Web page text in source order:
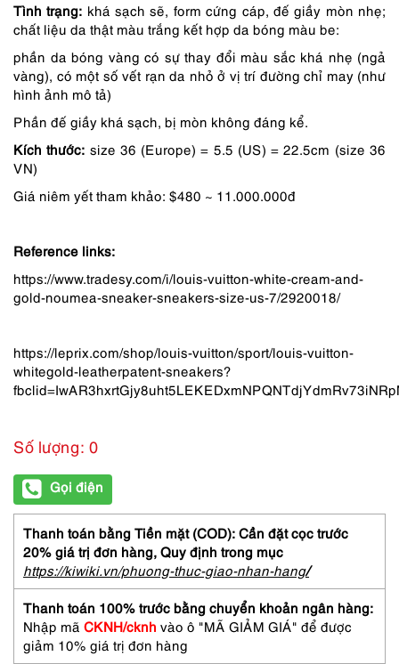
Tình trạng: khá sạch sẽ, form cứng cáp, đế giầy mòn nhẹ;
chất liệu da thật màu trắng kết hợp da bóng màu be:
phần da bóng vàng có sự thay đổi màu sắc khá nhẹ (ngả
vàng), có một số vết rạn da nhỏ ở vị trí đường chỉ may (như
hình ảnh mô tả)
Phần đế giầy khá sạch, bị mòn không đáng kể.
Kích thước: size 36 (Europe) = 5.5 (US) = 22.5cm (size 36
VN)
Giá niêm yết tham khảo: $480 ~ 11.000.000đ
Reference links:
https://www.tradesy.com/i/louis-vuitton-white-cream-and-
gold-noumea-sneaker-sneakers-size-us-7/2920018/
https://leprix.com/shop/louis-vuitton/sport/louis-vuitton-
whitegold-leatherpatent-sneakers?
Số lượng: 0
Gọi điện
Thanh toán bằng Tiền mặt (COD): Cần đặt cọc trước
20% giá trị đơn hàng, Quy định trong mục
https://kiwiki.vn/phuong-thuc-giao-nhan-hang/
Thanh toán 100% trước bằng chuyển khoản ngân hàng:
Nhập mã CKNH/cknh vào ô "MÃ GIẢM GIÁ" để được
giảm 10% giá trị đơn hàng